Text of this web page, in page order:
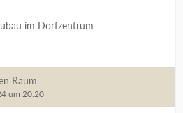
im Dorfzentrum
Raum
um 20:20